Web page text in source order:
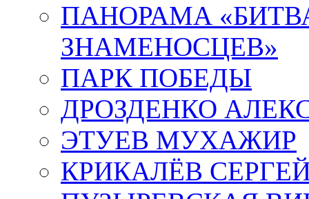
ПАНОРАМА
ЗНАМЕНОСЦЕВ»
ПАРК ПОБЕДЫ
ДРОЗДЕНКО
ЭТУЕВ МУХАЖИР
КРИКАЛЁВ